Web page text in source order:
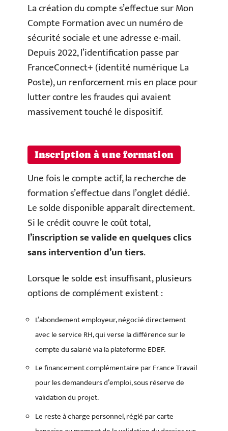
La création du compte s’effectue sur Mon
Compte Formation avec un numéro de
sécurité sociale et une adresse e-mail.
Depuis 2022, l’identification passe par
FranceConnect+ (identité numérique La
Poste), un renforcement mis en place pour
lutter contre les fraudes qui avaient
massivement touché le dispositif.
Inscription à une formation
Une fois le compte actif, la recherche de
formation s’effectue dans l’onglet dédié.
Le solde disponible apparaît directement.
Si le crédit couvre le coût total,
l’inscription se valide en quelques clics
sans intervention d’un tiers.
Lorsque le solde est insuffisant, plusieurs
options de complément existent :
L’abondement employeur, négocié directement
avec le service RH, qui verse la différence sur le
compte du salarié via la plateforme EDEF.
Le financement complémentaire par France Travail
pour les demandeurs d’emploi, sous réserve de
validation du projet.
Le reste à charge personnel, réglé par carte